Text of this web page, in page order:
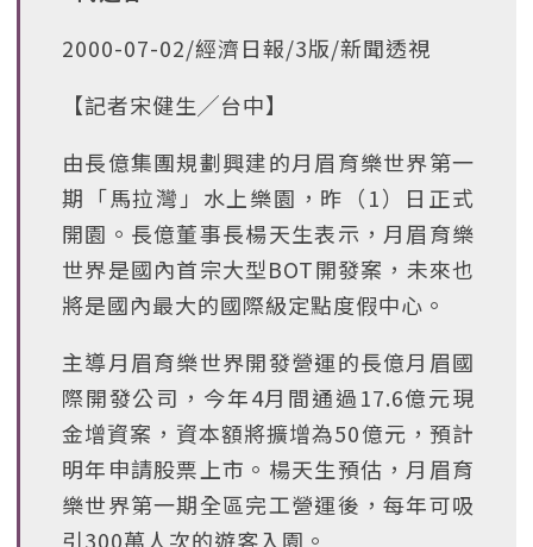
2000-07-02/經濟日報/3版/新聞透視
【記者宋健生╱台中】
由長億集團規劃興建的月眉育樂世界第一
期「馬拉灣」水上樂園，昨（1）日正式
開園。長億董事長楊天生表示，月眉育樂
世界是國內首宗大型BOT開發案，未來也
將是國內最大的國際級定點度假中心。
主導月眉育樂世界開發營運的長億月眉國
際開發公司，今年4月間通過17.6億元現
金增資案，資本額將擴增為50億元，預計
明年申請股票上市。楊天生預估，月眉育
樂世界第一期全區完工營運後，每年可吸
引300萬人次的遊客入園。